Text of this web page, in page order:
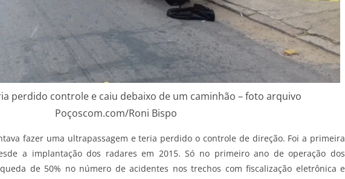
perdido controle e caiu debaixo de um caminhão – foto arquivo
Poçoscom.com/Roni Bispo
fazer uma ultrapassagem e teria perdido o controle de direção. Foi a primeira
a implantação dos radares em 2015. Só no primeiro ano de operação dos
de 50% no número de acidentes nos trechos com fiscalização eletrônica e